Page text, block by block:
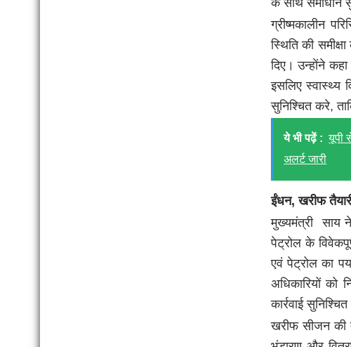
के साथ समाधान
ग्रीष्मकालीन
स्थिति की
दिए। उन्होंने
इसलिए स्वास्थ्य
सुनिश्चित करे,
ये भी पढ़ें : यूपी
अलर्ट जारी
ईंधन, खरीफ
मुख्यमंत्री साय
पेट्रोल के
एवं पेट्रोल का
अधिकारियों को
कार्रवाई
खरीफ सीजन की